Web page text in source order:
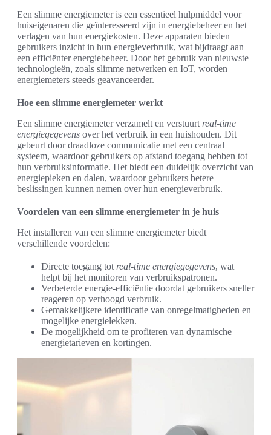
Een slimme energiemeter is een essentieel hulpmiddel voor
huiseigenaren die geïnteresseerd zijn in energiebeheer en het
verlagen van hun energiekosten. Deze apparaten bieden
gebruikers inzicht in hun energieverbruik, wat bijdraagt aan
een efficiënter energiebeheer. Door het gebruik van nieuwste
technologieën, zoals slimme netwerken en IoT, worden
energiemeters steeds geavanceerder.
Hoe een slimme energiemeter werkt
Een slimme energiemeter verzamelt en verstuurt real-time
energiegegevens over het verbruik in een huishouden. Dit
gebeurt door draadloze communicatie met een centraal
systeem, waardoor gebruikers op afstand toegang hebben tot
hun verbruiksinformatie. Het biedt een duidelijk overzicht van
energiepieken en dalen, waardoor gebruikers betere
beslissingen kunnen nemen over hun energieverbruik.
Voordelen van een slimme energiemeter in je huis
Het installeren van een slimme energiemeter biedt
verschillende voordelen:
Directe toegang tot real-time energiegegevens, wat
helpt bij het monitoren van verbruikspatronen.
Verbeterde energie-efficiëntie doordat gebruikers sneller
reageren op verhoogd verbruik.
Gemakkelijkere identificatie van onregelmatigheden en
mogelijke energielekken.
De mogelijkheid om te profiteren van dynamische
energietarieven en kortingen.